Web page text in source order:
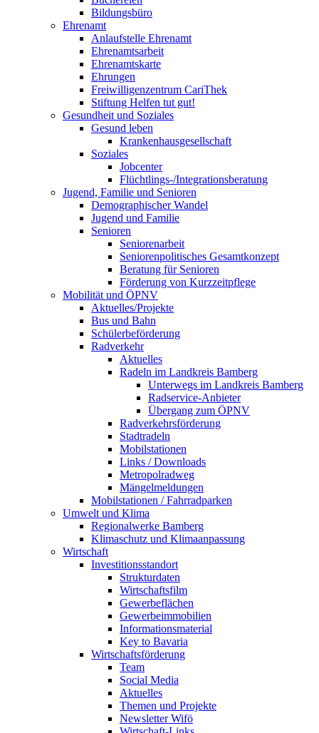
Bildungsbüro
Ehrenamt
Anlaufstelle Ehrenamt
Ehrenamtsarbeit
Ehrenamtskarte
Ehrungen
Freiwilligenzentrum CariThek
Stiftung Helfen tut gut!
Gesundheit und Soziales
Gesund leben
Krankenhausgesellschaft
Soziales
Jobcenter
Flüchtlings-/Integrationsberatung
Jugend, Familie und Senioren
Demographischer Wandel
Jugend und Familie
Senioren
Seniorenarbeit
Seniorenpolitisches Gesamtkonzept
Beratung für Senioren
Förderung von Kurzzeitpflege
Mobilität und ÖPNV
Aktuelles/Projekte
Bus und Bahn
Schülerbeförderung
Radverkehr
Aktuelles
Radeln im Landkreis Bamberg
Unterwegs im Landkreis Bamberg
Radservice-Anbieter
Übergang zum ÖPNV
Radverkehrsförderung
Stadtradeln
Mobilstationen
Links / Downloads
Metropolradweg
Mängelmeldungen
Mobilstationen / Fahrradparken
Umwelt und Klima
Regionalwerke Bamberg
Klimaschutz und Klimaanpassung
Wirtschaft
Investitionsstandort
Strukturdaten
Wirtschaftsfilm
Gewerbeflächen
Gewerbeimmobilien
Informationsmaterial
Key to Bavaria
Wirtschaftsförderung
Team
Social Media
Aktuelles
Themen und Projekte
Newsletter Wifö